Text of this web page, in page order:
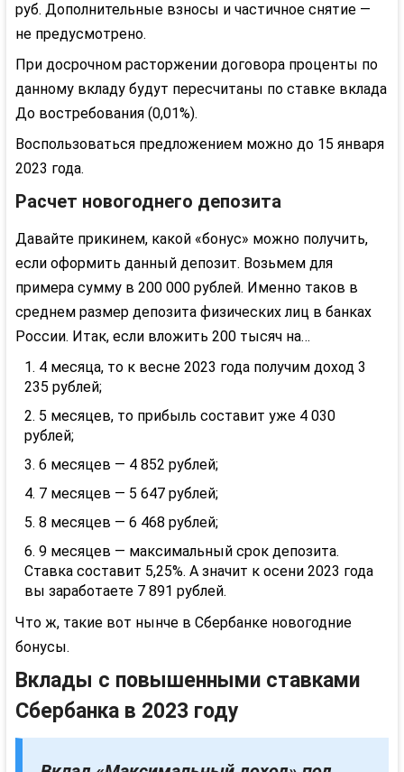
руб. Дополнительные взносы и частичное снятие —
не предусмотрено.
При досрочном расторжении договора проценты по
данному вкладу будут пересчитаны по ставке вклада
До востребования (0,01%).
Воспользоваться предложением можно до 15 января
2023 года.
Расчет новогоднего депозита
Давайте прикинем, какой «бонус» можно получить,
если оформить данный депозит. Возьмем для
примера сумму в 200 000 рублей. Именно таков в
среднем размер депозита физических лиц в банках
России. Итак, если вложить 200 тысяч на…
4 месяца, то к весне 2023 года получим доход 3
235 рублей;
5 месяцев, то прибыль составит уже 4 030
рублей;
6 месяцев — 4 852 рублей;
7 месяцев — 5 647 рублей;
8 месяцев — 6 468 рублей;
9 месяцев — максимальный срок депозита.
Ставка составит 5,25%. А значит к осени 2023 года
вы заработаете 7 891 рублей.
Что ж, такие вот нынче в Сбербанке новогодние
бонусы.
Вклады с повышенными ставками
Сбербанка в 2023 году